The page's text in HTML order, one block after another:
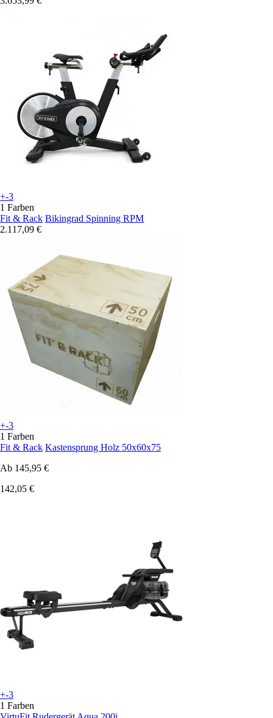
+-3
1 Farben
Fit & Rack Bikingrad Spinning RPM
2.117,09 €
+-3
1 Farben
Fit & Rack Kastensprung Holz 50x60x75
Ab 145,95 €
142,05 €
+-3
1 Farben